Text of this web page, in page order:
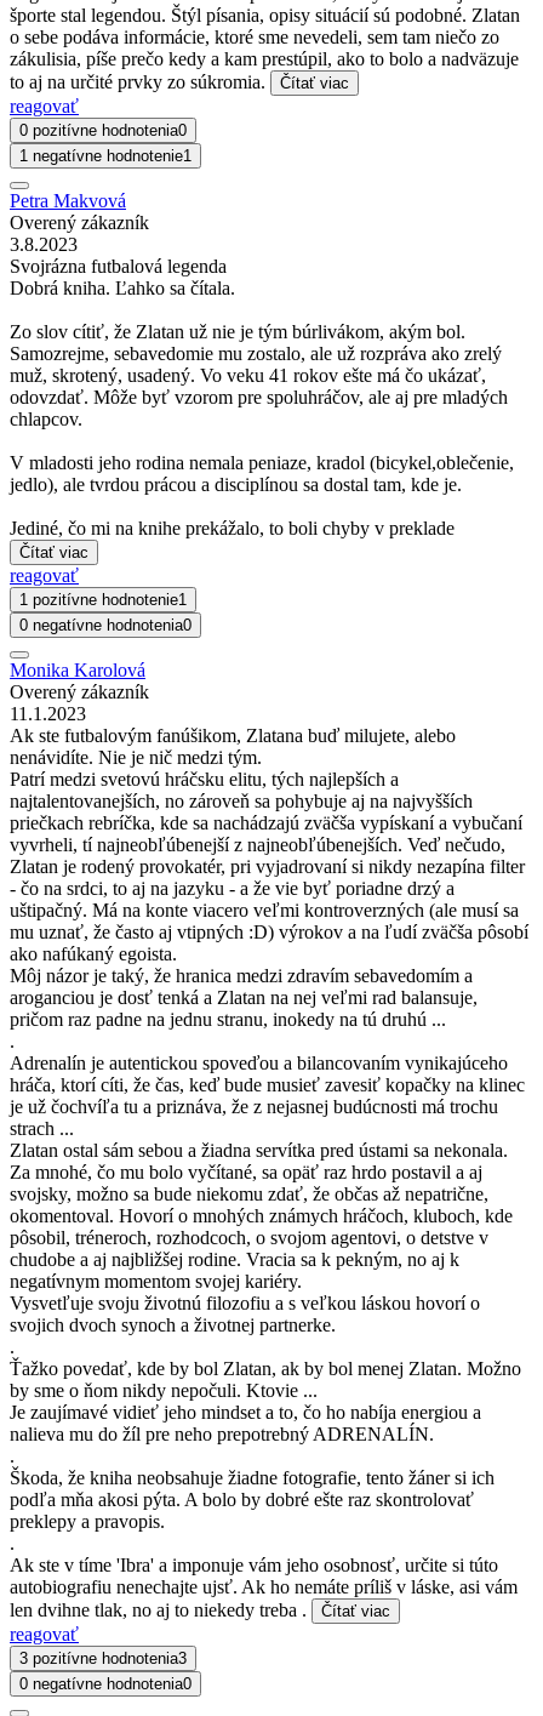
športe stal legendou. Štýl písania, opisy situácií sú podobné. Zlatan
o sebe podáva informácie, ktoré sme nevedeli, sem tam niečo zo
zákulisia, píše prečo kedy a kam prestúpil, ako to bolo a nadväzuje
to aj na určité prvky zo súkromia.
Čítať viac
reagovať
0 pozitívne hodnotenia0
1 negatívne hodnotenie1
Petra Makvová
Overený zákazník
3.8.2023
Svojrázna futbalová legenda
Dobrá kniha. Ľahko sa čítala.
Zo slov cítiť, že Zlatan už nie je tým búrlivákom, akým bol.
Samozrejme, sebavedomie mu zostalo, ale už rozpráva ako zrelý
muž, skrotený, usadený. Vo veku 41 rokov ešte má čo ukázať,
odovzdať. Môže byť vzorom pre spoluhráčov, ale aj pre mladých
chlapcov.
V mladosti jeho rodina nemala peniaze, kradol (bicykel,oblečenie,
jedlo), ale tvrdou prácou a disciplínou sa dostal tam, kde je.
Jediné, čo mi na knihe prekážalo, to boli chyby v preklade
Čítať viac
reagovať
1 pozitívne hodnotenie1
0 negatívne hodnotenia0
Monika Karolová
Overený zákazník
11.1.2023
Ak ste futbalovým fanúšikom, Zlatana buď milujete, alebo
nenávidíte. Nie je nič medzi tým.
Patrí medzi svetovú hráčsku elitu, tých najlepších a
najtalentovanejších, no zároveň sa pohybuje aj na najvyšších
priečkach rebríčka, kde sa nachádzajú zväčša vypískaní a vybučaní
vyvrheli, tí najneobľúbenejší z najneobľúbenejších. Veď nečudo,
Zlatan je rodený provokatér, pri vyjadrovaní si nikdy nezapína filter
- čo na srdci, to aj na jazyku - a že vie byť poriadne drzý a
uštipačný. Má na konte viacero veľmi kontroverzných (ale musí sa
mu uznať, že často aj vtipných :D) výrokov a na ľudí zväčša pôsobí
ako nafúkaný egoista.
Môj názor je taký, že hranica medzi zdravím sebavedomím a
aroganciou je dosť tenká a Zlatan na nej veľmi rad balansuje,
pričom raz padne na jednu stranu, inokedy na tú druhú ...
.
Adrenalín je autentickou spoveďou a bilancovaním vynikajúceho
hráča, ktorí cíti, že čas, keď bude musieť zavesiť kopačky na klinec
je už čochvíľa tu a priznáva, že z nejasnej budúcnosti má trochu
strach ...
Zlatan ostal sám sebou a žiadna servítka pred ústami sa nekonala.
Za mnohé, čo mu bolo vyčítané, sa opäť raz hrdo postavil a aj
svojsky, možno sa bude niekomu zdať, že občas až nepatrične,
okomentoval. Hovorí o mnohých známych hráčoch, kluboch, kde
pôsobil, tréneroch, rozhodcoch, o svojom agentovi, o detstve v
chudobe a aj najbližšej rodine. Vracia sa k pekným, no aj k
negatívnym momentom svojej kariéry.
Vysvetľuje svoju životnú filozofiu a s veľkou láskou hovorí o
svojich dvoch synoch a životnej partnerke.
.
Ťažko povedať, kde by bol Zlatan, ak by bol menej Zlatan. Možno
by sme o ňom nikdy nepočuli. Ktovie ...
Je zaujímavé vidieť jeho mindset a to, čo ho nabíja energiou a
nalieva mu do žíl pre neho prepotrebný ADRENALÍN.
.
Škoda, že kniha neobsahuje žiadne fotografie, tento žáner si ich
podľa mňa akosi pýta. A bolo by dobré ešte raz skontrolovať
preklepy a pravopis.
.
Ak ste v tíme 'Ibra' a imponuje vám jeho osobnosť, určite si túto
autobiografiu nenechajte ujsť. Ak ho nemáte príliš v láske, asi vám
len dvihne tlak, no aj to niekedy treba .
Čítať viac
reagovať
3 pozitívne hodnotenia3
0 negatívne hodnotenia0